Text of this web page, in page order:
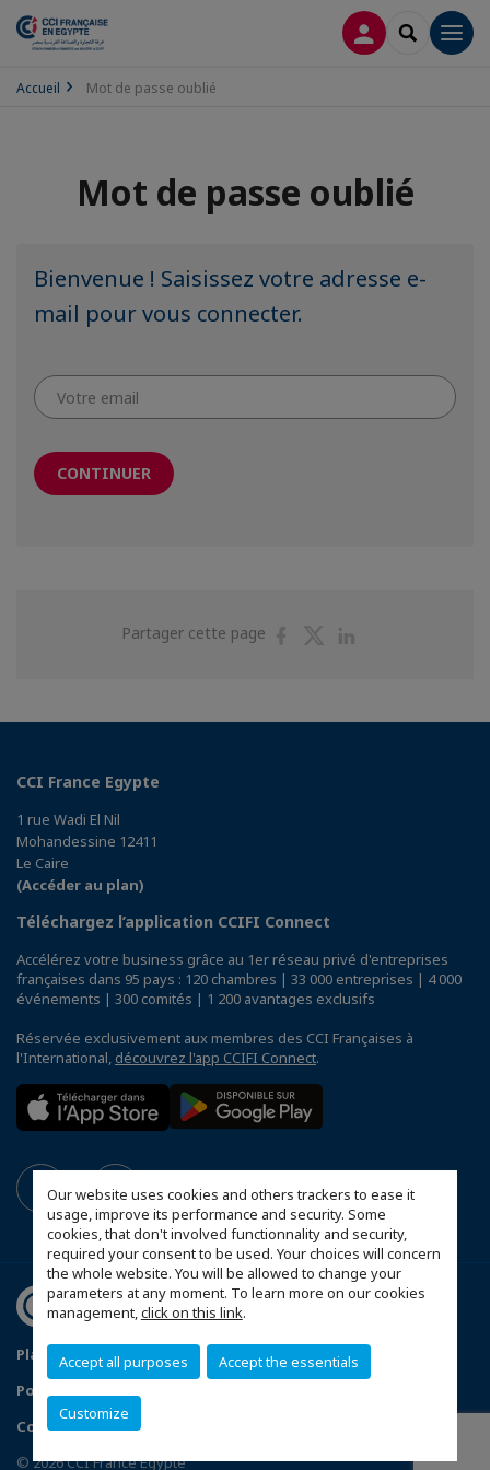
Our website uses cookies and others trackers to ease it
usage, improve its performance and security. Some
cookies, that don't involved functionnality and security,
required your consent to be used. Your choices will concern
the whole website. You will be allowed to change your
parameters at any moment. To learn more on our cookies
management,click on this link.
Accept all purposes Accept the essentials
Customize
CONNEXION
Accueil Mot de passe oublié
Mot de passe oublié
Bienvenue ! Saisissez votre adresse e-
mail pour vous connecter.
CONTINUER
Partager cette page
PartagerPartager
CCI France Egypte
1 rue Wadi El Nil
Mohandessine 12411
Le Caire
(Accéder au plan)
Téléchargez l’application CCIFI Connect
Accélérez votre business grâce au 1er réseau privé d'entreprises
françaises dans 95 pays : 120 chambres | 33 000 entreprises | 4 000
événements | 300 comités | 1 200 avantages exclusifs
Réservée exclusivement aux membres des CCI Françaises à
l'International, découvrez l'app CCIFI Connect.
Plan du site
Mentions légales
Politique de confidentialité
Configurer vos préférences cookies
© 2026 CCI France Egypte